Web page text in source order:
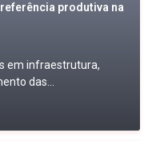
produtiva na
em infraestrutura,
das...